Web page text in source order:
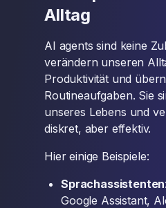
Alltag
AI agents sind keine
verändern unseren
Produktivität und
Routineaufgaben. Sie
unseres Lebens und
diskret, aber effektiv.
Hier einige Beispiele:
Sprachassistenten
Google Assistant,